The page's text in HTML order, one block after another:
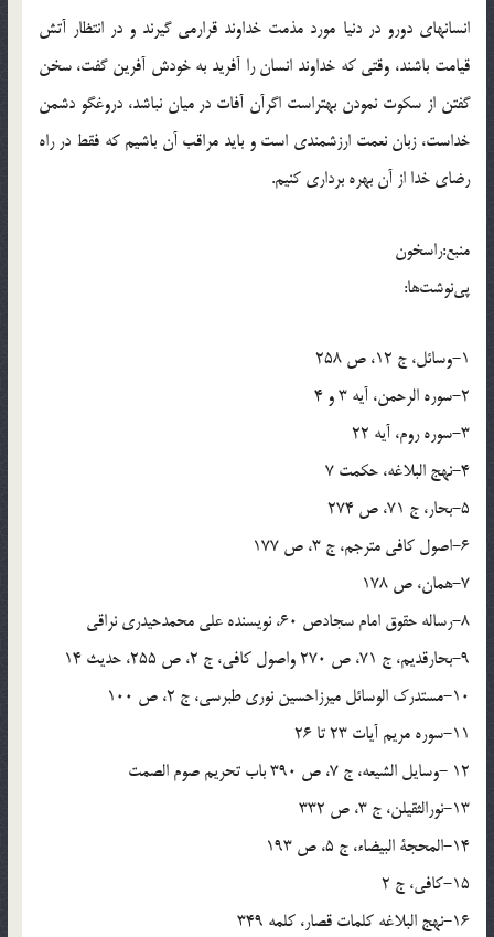
انسانهای دورو در دنیا مورد مذمت خداوند قرارمی گیرند و در انتظار آتش
قیامت باشند، وقتی که خداوند انسان را آفرید به خودش آفرین گفت، سخن
گفتن از سکوت نمودن بهتراست اگرآن آفات در میان نباشد، دروغگو دشمن
خداست، زبان نعمت ارزشمندی است و باید مراقب آن باشیم که فقط در راه
رضای خدا از آن بهره برداری کنیم.
منبع:راسخون
پي‌نوشت‌ها:
1-وسائل، ج 12، ص 258
2-سوره الرحمن، آیه 3 و 4
3-سوره روم، آیه 22
4-نهج البلاغه، حکمت 7
5-بحار، ج 71، ص 274
6-اصول کافی مترجم، ج 3، ص 177
7-همان، ص 178
8-رساله حقوق امام سجادص 60، نویسنده علی محمدحیدری نراقی
9-بحارقدیم، ج 71، ص 270 واصول کافی، ج 2، ص 255، حدیث 14
10-مستدرک الوسائل میرزاحسین نوری طبرسی، ج 2، ص 100
11-سوره مریم آیات 23 تا 26
12 -وسایل الشیعه، ج 7، ص 390 باب تحریم صوم الصمت
13-نورالثقیلن، ج 3، ص 332
14-المحجة البیضاء، ج 5، ص 193
15-کافی، ج 2
16-نهج البلاغه کلمات قصار، کلمه 349